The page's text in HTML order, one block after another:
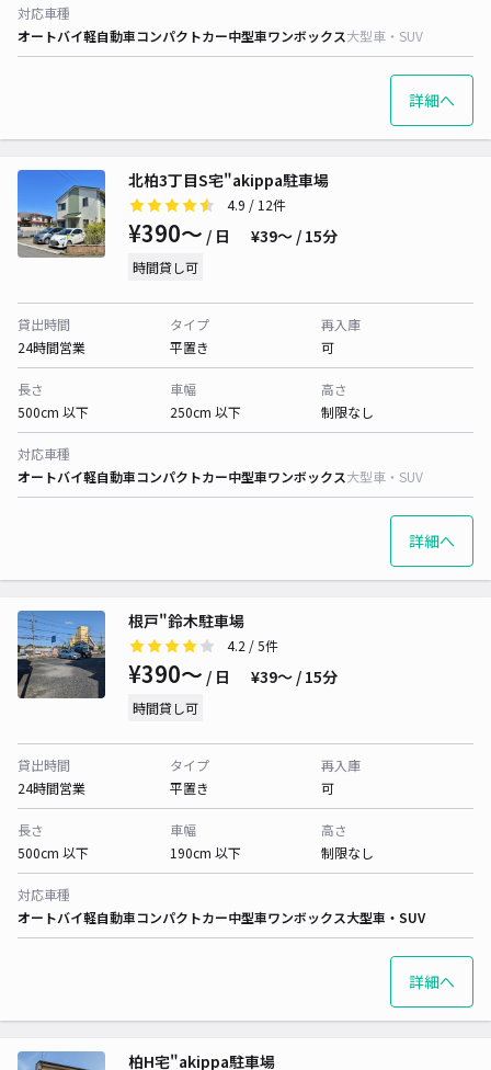
対応車種
オートバイ軽自動車コンパクトカー中型車ワンボックス大型車・SUV
詳細へ
北柏3丁目S宅"akippa駐車場
4.9 / 12件
¥390〜 / 日 ¥39〜 / 15分
時間貸し可
貸出時間
24時間営業
タイプ
平置き
再入庫
可
長さ
500cm 以下
車幅
250cm 以下
高さ
制限なし
対応車種
オートバイ軽自動車コンパクトカー中型車ワンボックス大型車・SUV
詳細へ
根戸"鈴木駐車場
4.2 / 5件
¥390〜 / 日 ¥39〜 / 15分
時間貸し可
貸出時間
24時間営業
タイプ
平置き
再入庫
可
長さ
500cm 以下
車幅
190cm 以下
高さ
制限なし
対応車種
オートバイ軽自動車コンパクトカー中型車ワンボックス大型車・SUV
詳細へ
柏H宅"akippa駐車場